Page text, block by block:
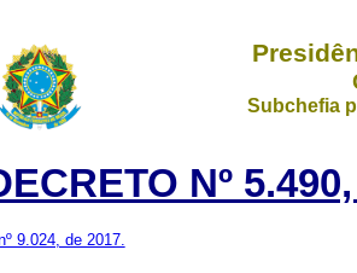
Subchefia
Nº
9.024, de 2017.